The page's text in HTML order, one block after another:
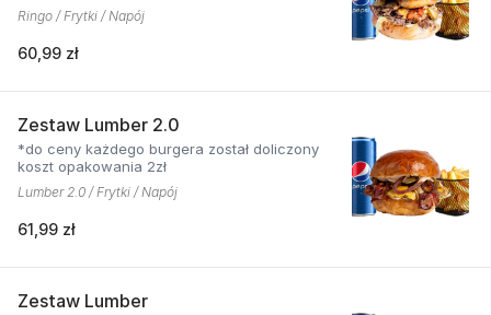
Ringo / Frytki / Napój
60,99 zł
Zestaw Lumber 2.0
*do ceny każdego burgera został doliczony
koszt opakowania 2zł
Lumber 2.0 / Frytki / Napój
61,99 zł
Zestaw Lumber